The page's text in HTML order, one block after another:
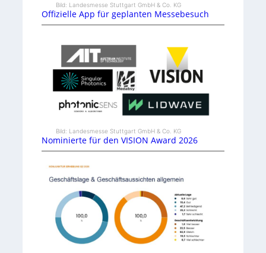
Bild: Landesmesse Stuttgart GmbH & Co. KG
Offizielle App für geplanten Messebesuch
Bild: Landesmesse Stuttgart GmbH & Co. KG
Nominierte für den VISION Award 2026